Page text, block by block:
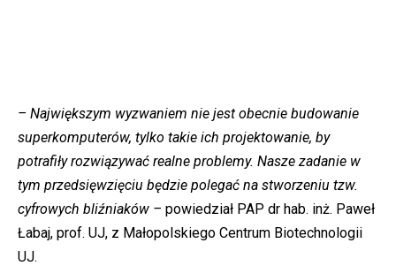
– Największym wyzwaniem nie jest obecnie budowanie
superkomputerów, tylko takie ich projektowanie, by
potrafiły rozwiązywać realne problemy. Nasze zadanie w
tym przedsięwzięciu będzie polegać na stworzeniu tzw.
cyfrowych bliźniaków – powiedział PAP dr hab. inż. Paweł
Łabaj, prof. UJ, z Małopolskiego Centrum Biotechnologii
UJ.